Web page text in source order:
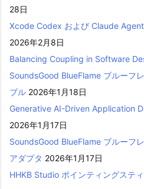
28日
Xcode Codex および Claude
2026年2月8日
Balancing Coupling in Software
SoundsGood BlueFlame ブルーフ
ブル 2026年1月18日
Generative AI-Driven Application
2026年1月17日
SoundsGood BlueFlame ブルーフ
アダプタ 2026年1月17日
HHKB Studio ポインティングステ